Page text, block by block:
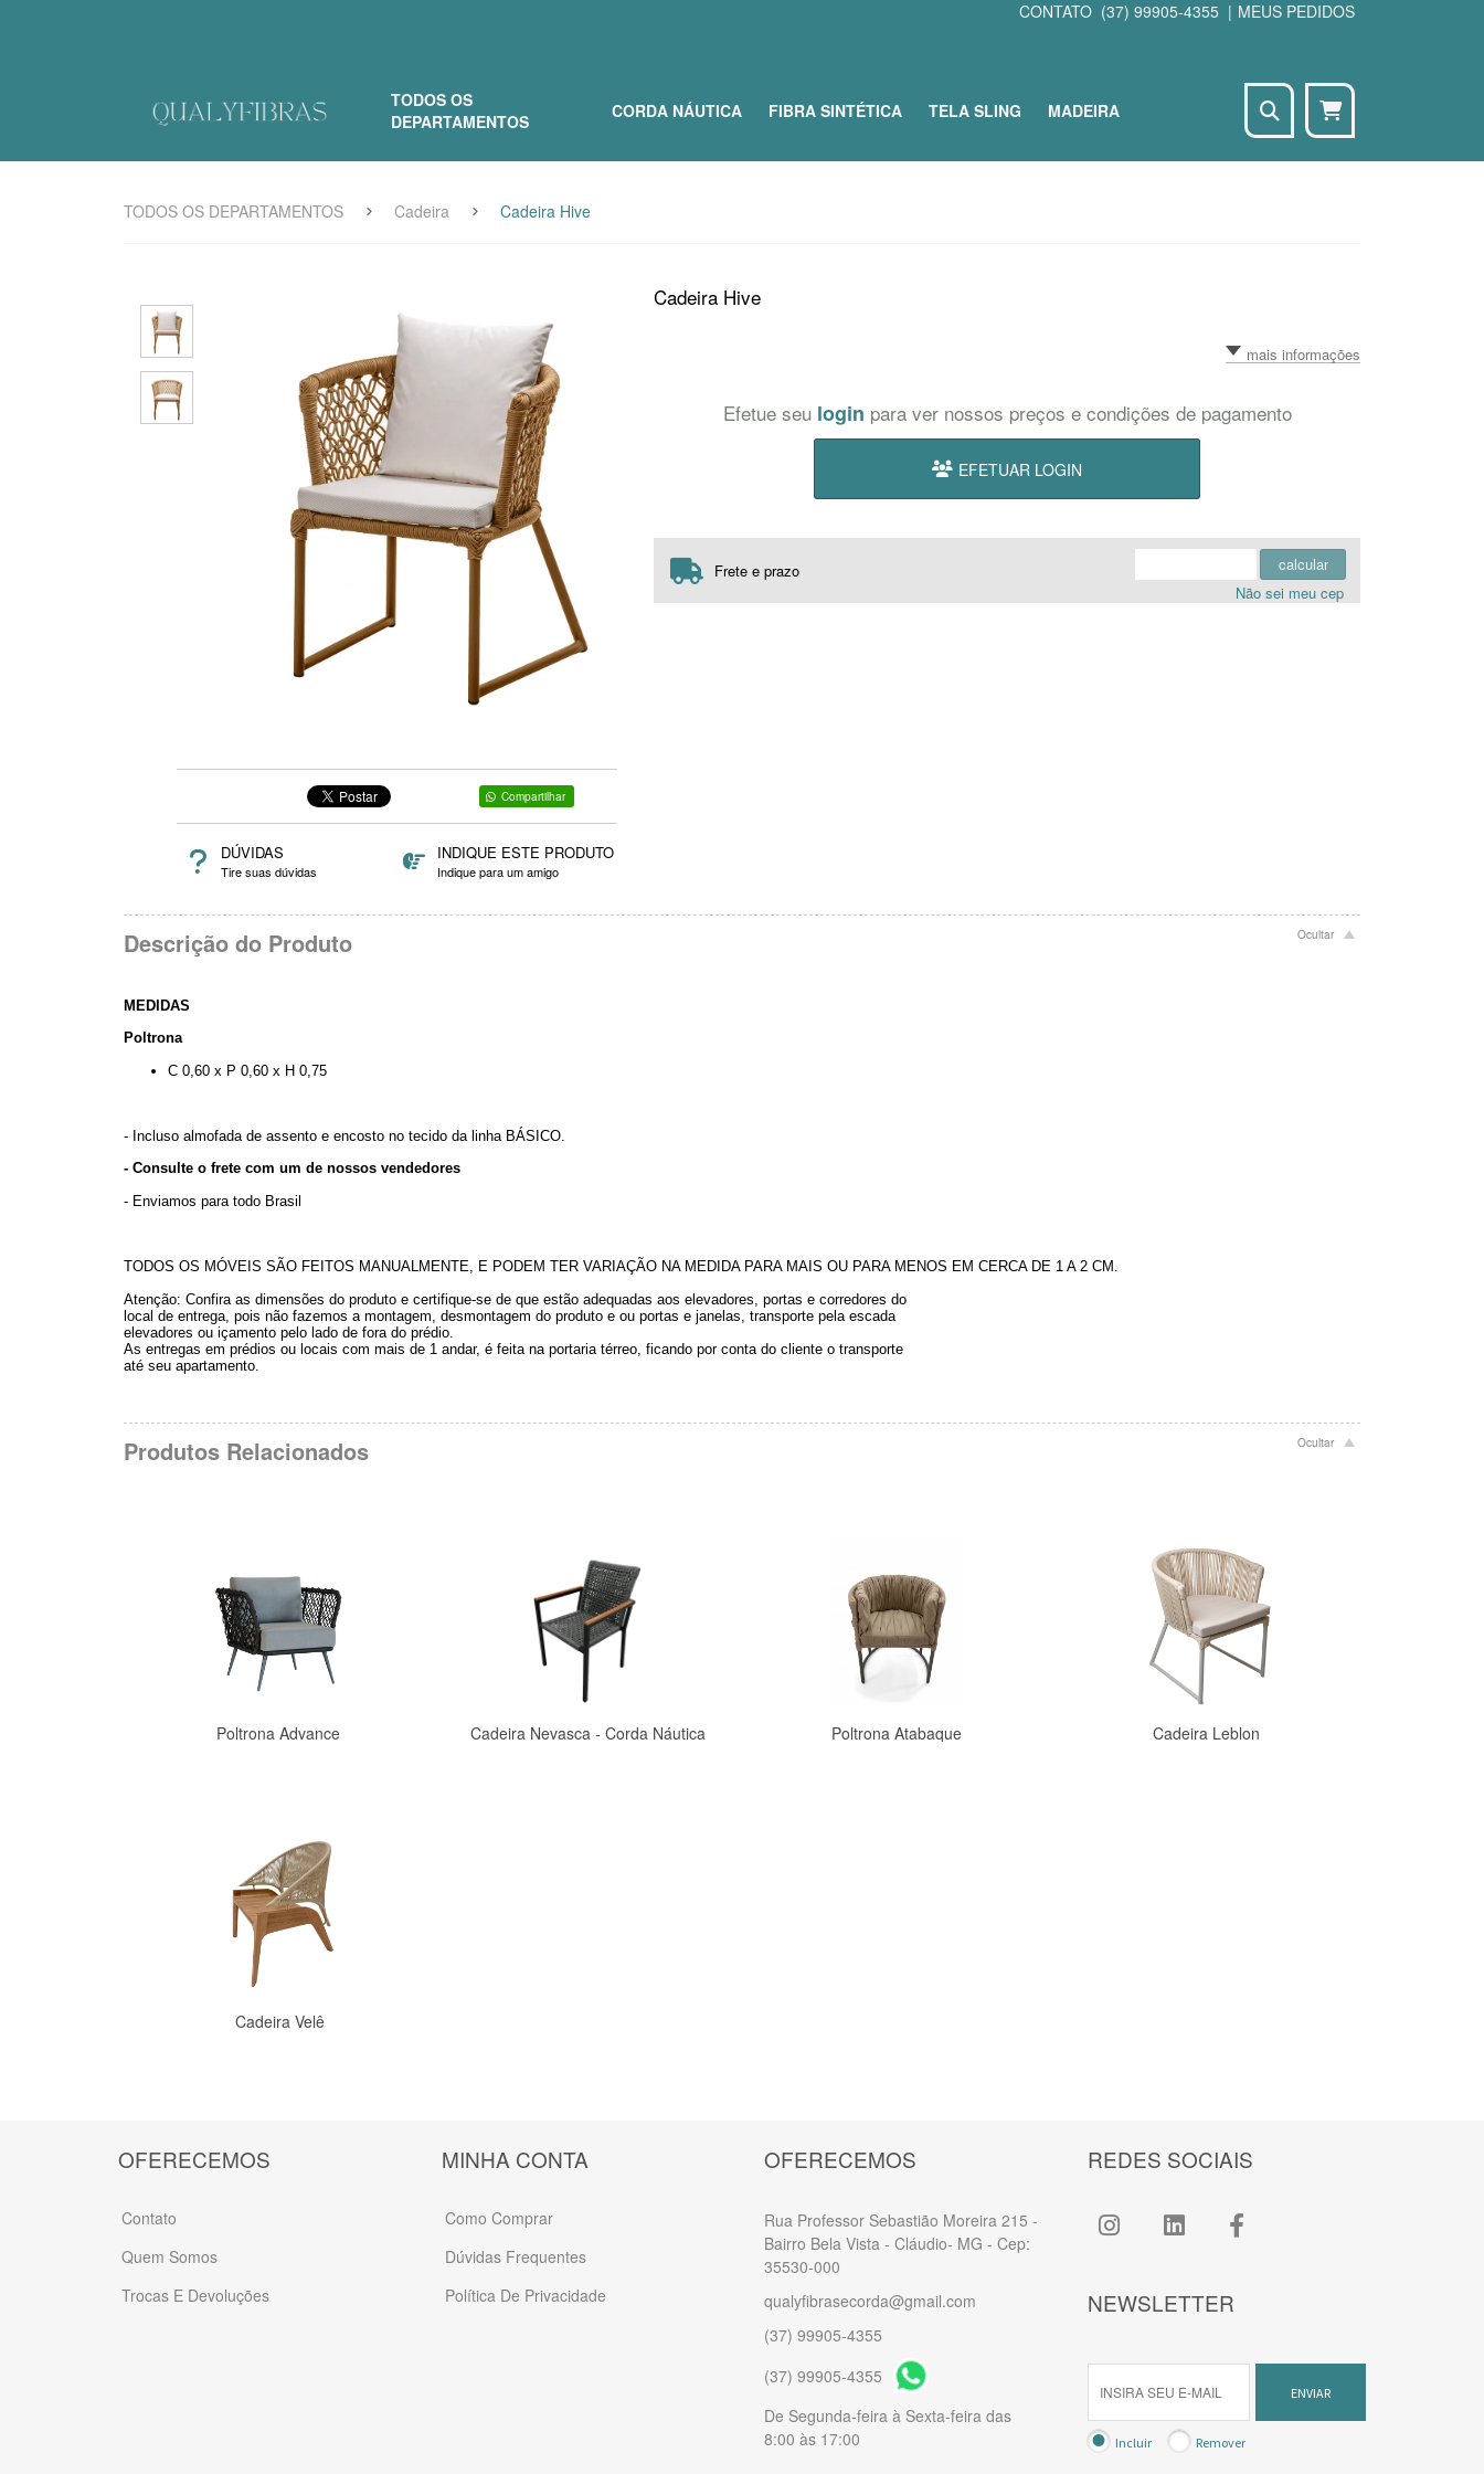
CONTATO (37) 99905-4355 | MEUS PEDIDOS
TODOS OS
DEPARTAMENTOS
CORDA NÁUTICA FIBRA SINTÉTICA TELA SLING MADEIRA
TODOS OS DEPARTAMENTOS Cadeira Cadeira Hive
Compartilhar
DÚVIDAS
Tire suas dúvidas
INDIQUE ESTE PRODUTO
Indique para um amigo
Cadeira Hive
mais informações
Efetue seu login para ver nossos preços e condições de pagamento
EFETUAR LOGIN
Frete e prazo
calcular
Não sei meu cep
Descrição do Produto
MEDIDAS
Poltrona
C 0,60 x P 0,60 x H 0,75
- Incluso almofada de assento e encosto no tecido da linha BÁSICO.
- Consulte o frete com um de nossos vendedores
- Enviamos para todo Brasil
TODOS OS MÓVEIS SÃO FEITOS MANUALMENTE, E PODEM TER VARIAÇÃO NA MEDIDA PARA MAIS OU PARA MENOS EM CERCA DE 1 A 2 CM.
Atenção: Confira as dimensões do produto e certifique-se de que estão adequadas aos elevadores, portas e corredores do
local de entrega, pois não fazemos a montagem, desmontagem do produto e ou portas e janelas, transporte pela escada
elevadores ou içamento pelo lado de fora do prédio.
As entregas em prédios ou locais com mais de 1 andar, é feita na portaria térreo, ficando por conta do cliente o transporte
até seu apartamento.
Produtos Relacionados
Poltrona Advance Cadeira Nevasca - Corda Náutica Poltrona Atabaque Cadeira Leblon
Cadeira Velê
OFERECEMOS
Contato
Quem Somos
Trocas E Devoluções
MINHA CONTA
Como Comprar
Dúvidas Frequentes
Política De Privacidade
OFERECEMOS
Rua Professor Sebastião Moreira 215 -
Bairro Bela Vista - Cláudio- MG - Cep:
35530-000
qualyfibrasecorda@gmail.com
(37) 99905-4355
(37) 99905-4355
De Segunda-feira à Sexta-feira das
8:00 às 17:00
REDES SOCIAIS
NEWSLETTER
ENVIAR
Incluir Remover